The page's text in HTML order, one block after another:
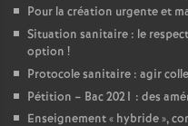
Pour la création urgente et
Situation sanitaire : le
option !
Protocole sanitaire : agir
Pétition – Bac 2021 : des
Enseignement « hybride»,